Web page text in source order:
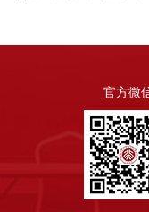
官方微